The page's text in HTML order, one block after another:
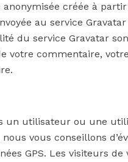
anonymisée créée à
au service
du service Gravatar
votre commentaire,
un utilisateur ou une
vous conseillons
GPS. Les visiteurs